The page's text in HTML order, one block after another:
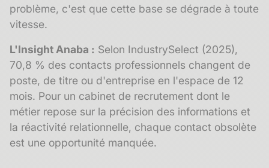
problème, c'est que cette base se dégrade à toute
vitesse.
L'Insight Anaba : Selon IndustrySelect (2025),
70,8 % des contacts professionnels changent de
poste, de titre ou d'entreprise en l'espace de 12
mois. Pour un cabinet de recrutement dont le
métier repose sur la précision des informations et
la réactivité relationnelle, chaque contact obsolète
est une opportunité manquée.